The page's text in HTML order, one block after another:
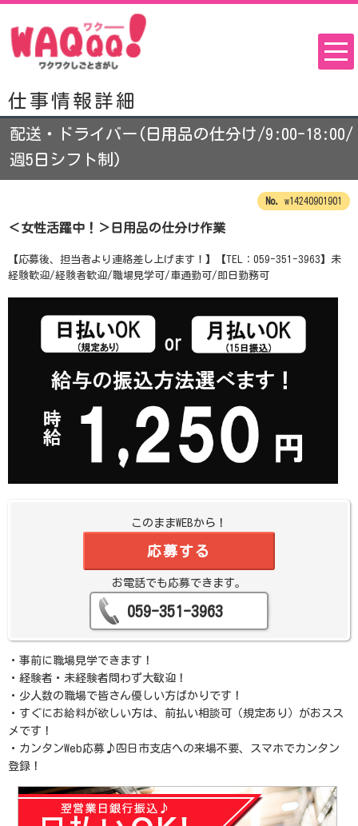
仕事情報詳細
配送・ドライバー(日用品の仕分け/9:00-18:00/
週5日シフト制)
w14240901901
＜女性活躍中！＞日用品の仕分け作業
【応募後、担当者より連絡差し上げます！】【TEL：059-351-3963】未
経験歓迎/経験者歓迎/職場見学可/車通勤可/即日勤務可
このままWEBから！
応募する
お電話でも応募できます。
059-351-3963
・事前に職場見学できます！
・経験者・未経験者問わず大歓迎！
・少人数の職場で皆さん優しい方ばかりです！
・すぐにお給料が欲しい方は、前払い相談可（規定あり）がおスス
メです！
・カンタンWeb応募♪四日市支店への来場不要、スマホでカンタン
登録！